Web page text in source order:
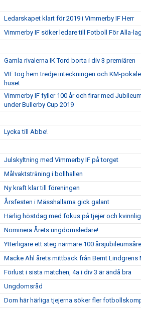
Ledarskapet klart för 2019 i Vimmerby IF Herr
Vimmerby IF söker ledare till Fotboll För Alla-
Gamla rivalerna IK Tord borta i div 3 premiären
VIF tog hem tredje inteckningen och KM-
huset
Vimmerby IF fyller 100 år och firar med
under Bullerby Cup 2019
Lycka till Abbe!
Julskyltning med Vimmerby IF på torget
Målvaktsträning i bollhallen
Ny kraft klar till föreningen
Årsfesten i Mässhallarna gick galant
Härlig höstdag med fokus på tjejer och
Nominera Årets ungdomsledare!
Ytterligare ett steg närmare 100
Macke Ahl årets mittback från Bernt Lindgrens
Förlust i sista matchen, 4a i div 3 är ändå bra
Ungdomsråd
Dom här härliga tjejerna söker fler